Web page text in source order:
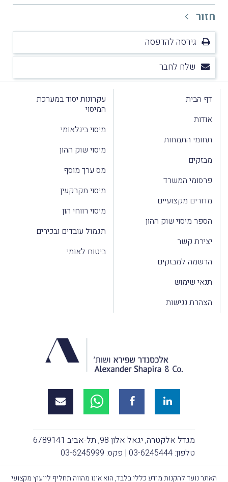
חזור
גירסה להדפסה
שלח לחבר
דף הבית
אודות
תחומי התמחות
מבזקים
פרסומי המשרד
מדורים מקצועיים
הספר מיסוי שוק ההון
יצירת קשר
הרשמה למבזקים
תנאי שימוש
הצהרת נגישות
עקרונות יסוד במערכת
המיסוי
מיסוי בינלאומי
מיסוי שוק ההון
מס ערך מוסף
מיסוי מקרקעין
מיסוי רווחי הון
תגמול עובדים ובכירים
ביטוח לאומי
מגדל אלקטרה, יגאל אלון 98, תל-אביב 6789141
טלפון: 03-6245444 | פקס: 03-6245999
האתר נועד להקנות מידע כללי בלבד, הוא אינו מהווה תחליף לייעוץ מקצועי